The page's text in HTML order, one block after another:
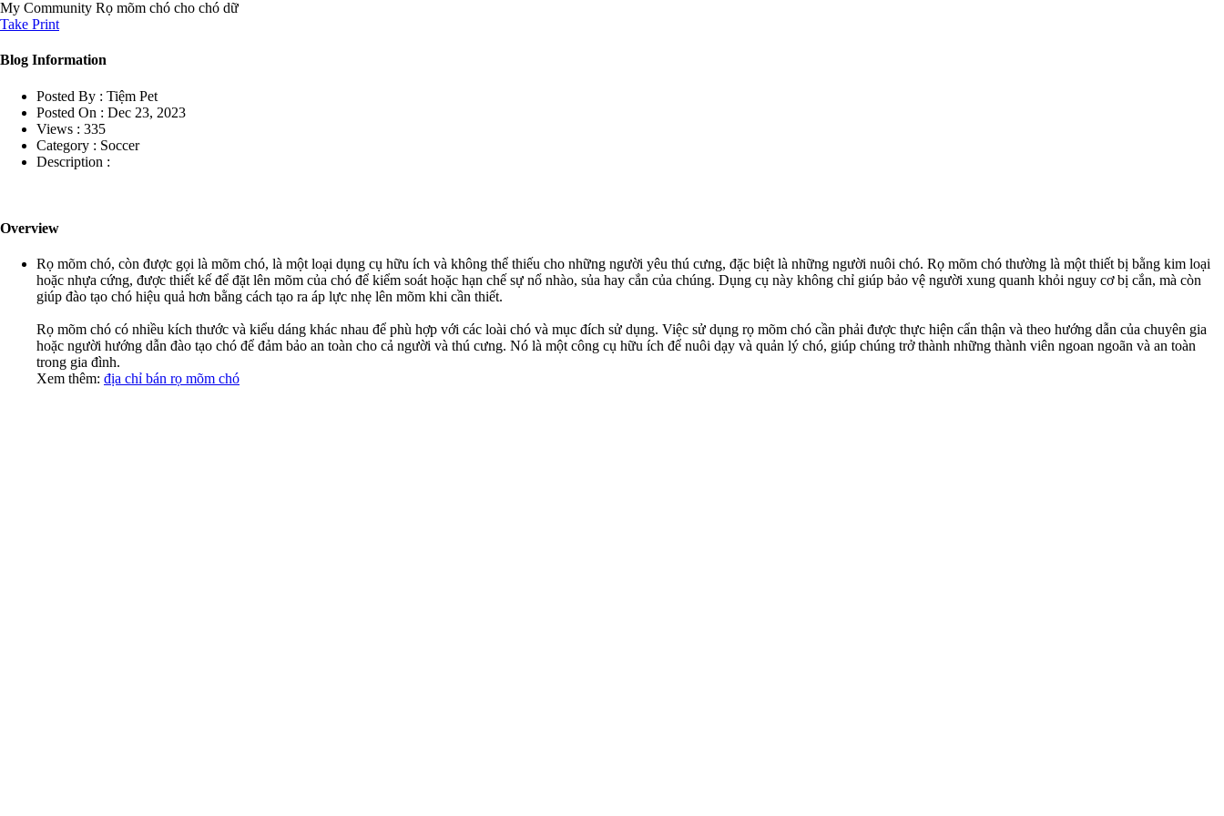
My Community Rọ mõm chó cho chó dữ
Take Print
Blog Information
Posted By : Tiệm Pet
Posted On : Dec 23, 2023
Views : 335
Category : Soccer
Description :
Overview
Rọ mõm chó, còn được gọi là mõm chó, là một loại dụng cụ hữu ích và không thể thiếu cho những người yêu thú cưng, đặc biệt là những người nuôi chó. Rọ mõm chó thường là một thiết bị bằng kim loại
hoặc nhựa cứng, được thiết kế để đặt lên mõm của chó để kiểm soát hoặc hạn chế sự nổ nhào, sủa hay cắn của chúng. Dụng cụ này không chỉ giúp bảo vệ người xung quanh khỏi nguy cơ bị cắn, mà còn
giúp đào tạo chó hiệu quả hơn bằng cách tạo ra áp lực nhẹ lên mõm khi cần thiết.
Rọ mõm chó có nhiều kích thước và kiểu dáng khác nhau để phù hợp với các loài chó và mục đích sử dụng. Việc sử dụng rọ mõm chó cần phải được thực hiện cẩn thận và theo hướng dẫn của chuyên gia
hoặc người hướng dẫn đào tạo chó để đảm bảo an toàn cho cả người và thú cưng. Nó là một công cụ hữu ích để nuôi dạy và quản lý chó, giúp chúng trở thành những thành viên ngoan ngoãn và an toàn
trong gia đình.
Xem thêm: địa chỉ bán rọ mõm chó